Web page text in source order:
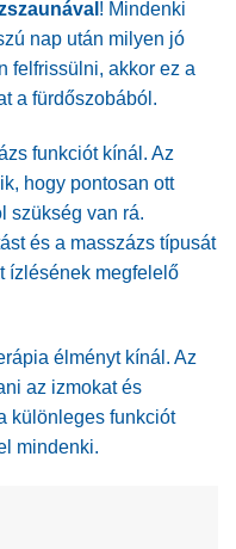
! Mindenki
nap után milyen jó
felfrissülni, akkor ez a
a fürdőszobából.
funkciót kínál. Az
hogy pontosan ott
szükség van rá.
és a masszázs típusát
ízlésének megfelelő
élményt kínál. Az
az izmokat és
különleges funkciót
mindenki.